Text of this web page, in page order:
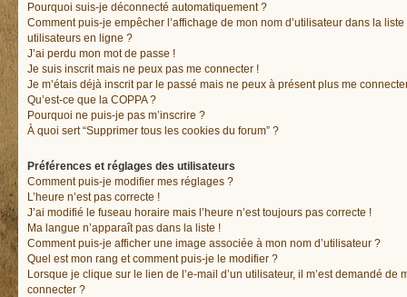
Pourquoi suis-je déconnecté automatiquement ?
Comment puis-je empêcher l’affichage de mon nom d’utilisateur dans la liste
utilisateurs en ligne ?
J’ai perdu mon mot de passe !
Je suis inscrit mais ne peux pas me connecter !
Je m’étais déjà inscrit par le passé mais ne peux à présent plus me
Qu’est-ce que la COPPA ?
Pourquoi ne puis-je pas m’inscrire ?
À quoi sert “Supprimer tous les cookies du forum” ?
Préférences et réglages des utilisateurs
Comment puis-je modifier mes réglages ?
L’heure n’est pas correcte !
J’ai modifié le fuseau horaire mais l’heure n’est toujours pas correcte !
Ma langue n’apparaît pas dans la liste !
Comment puis-je afficher une image associée à mon nom d’utilisateur ?
Quel est mon rang et comment puis-je le modifier ?
Lorsque je clique sur le lien de l’e-mail d’un utilisateur, il m’est demandé de
connecter ?